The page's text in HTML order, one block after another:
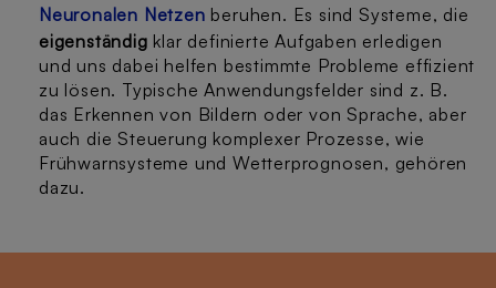
Neuronalen Netzen beruhen. Es sind Systeme, die
eigenständig klar definierte Aufgaben erledigen
und uns dabei helfen bestimmte Probleme effizient
zu lösen. Typische Anwendungsfelder sind z. B.
das Erkennen von Bildern oder von Sprache, aber
auch die Steuerung komplexer Prozesse, wie
Frühwarnsysteme und Wetterprognosen, gehören
dazu.